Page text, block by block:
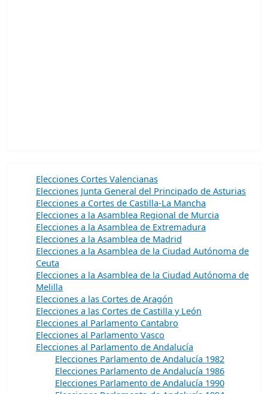
Elecciones Cortes Valencianas
Elecciones Junta General del Principado de Asturias
Elecciones a Cortes de Castilla-La Mancha
Elecciones a la Asamblea Regional de Murcia
Elecciones a la Asamblea de Extremadura
Elecciones a la Asamblea de Madrid
Elecciones a la Asamblea de la Ciudad Autónoma de
Ceuta
Elecciones a la Asamblea de la Ciudad Autónoma de
Melilla
Elecciones a las Cortes de Aragón
Elecciones a las Cortes de Castilla y León
Elecciones al Parlamento Cantabro
Elecciones al Parlamento Vasco
Elecciones al Parlamento de Andalucía
Elecciones Parlamento de Andalucía 1982
Elecciones Parlamento de Andalucía 1986
Elecciones Parlamento de Andalucía 1990